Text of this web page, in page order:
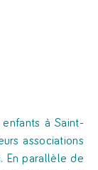
à Saint-
associations
En parallèle de